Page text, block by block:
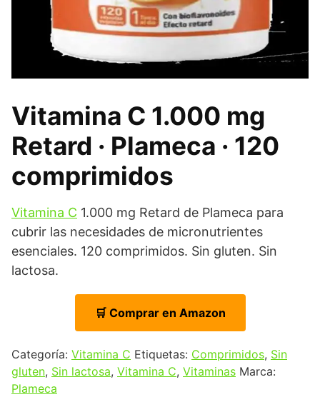
Vitamina C 1.000 mg
Retard · Plameca · 120
comprimidos
Vitamina C 1.000 mg Retard de Plameca para
cubrir las necesidades de micronutrientes
esenciales. 120 comprimidos. Sin gluten. Sin
lactosa.
🛒 Comprar en Amazon
Categoría: Vitamina C Etiquetas: Comprimidos, Sin
gluten, Sin lactosa, Vitamina C, Vitaminas Marca:
Plameca